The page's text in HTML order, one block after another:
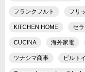
フランクフルト フリ
KITCHEN HOME セ
CUCINA 海外家電
ツナシマ商事 ビルト